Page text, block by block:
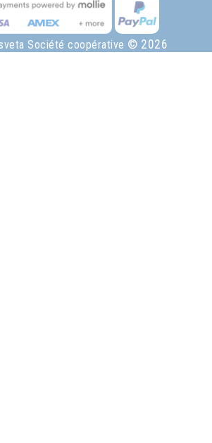
Société coopérative © 2026